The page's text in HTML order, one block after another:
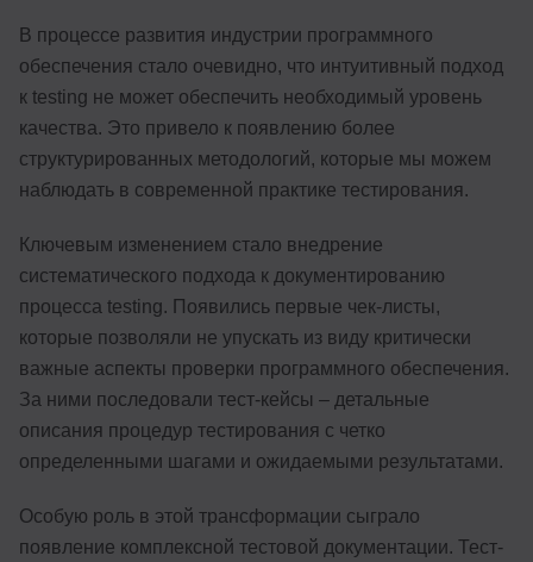
В процессе развития индустрии программного
обеспечения стало очевидно, что интуитивный подход
к testing не может обеспечить необходимый уровень
качества. Это привело к появлению более
структурированных методологий, которые мы можем
наблюдать в современной практике тестирования.
Ключевым изменением стало внедрение
систематического подхода к документированию
процесса testing. Появились первые чек-листы,
которые позволяли не упускать из виду критически
важные аспекты проверки программного обеспечения.
За ними последовали тест-кейсы – детальные
описания процедур тестирования с четко
определенными шагами и ожидаемыми результатами.
Особую роль в этой трансформации сыграло
появление комплексной тестовой документации. Тест-